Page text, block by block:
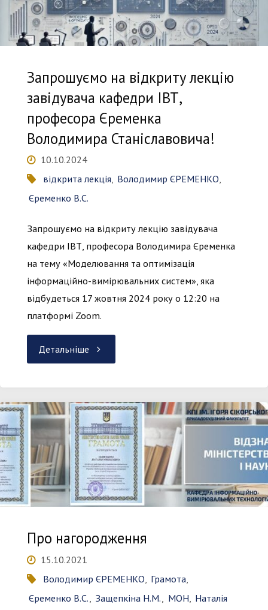
Запрошуємо на відкриту лекцію
завідувача кафедри ІВТ,
професора Єременка
Володимира Станіславовича!
10.10.2024
відкрита лекція, Володимир ЄРЕМЕНКО,
Єременко В.С.
Запрошуємо на відкриту лекцію завідувача
кафедри ІВТ, професора Володимира Єременка
на тему «Моделювання та оптимізація
інформаційно-вимірювальних систем», яка
відбудеться 17 жовтня 2024 року о 12:20 на
платформі Zoom.
Детальніше "Запрошуємо
відкриту
лекцію
завідувача
кафедри
професора
Єременка
Про нагородження
15.10.2021
Володимир ЄРЕМЕНКО Грамота
Єременко В.С.
Защепкіна Н.М. МОН Наталія